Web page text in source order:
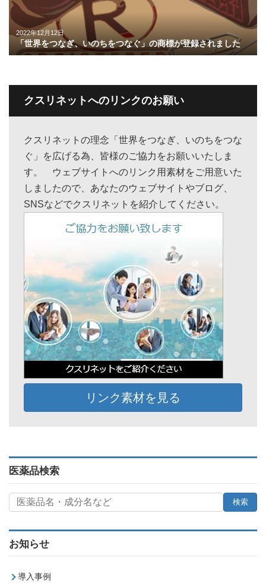
2022年12月12日
「世界をつなぎ、いのちをつなぐ」の商標が登録されました
クスリネットへのリンクのお願い
クスリネットの理念「世界をつなぎ、いのちをつな
ぐ」を広げる為、皆様のご協力をお願いいたしま
す。 ウェブサイトへのリンク用素材をご用意いた
しましたので、あなたのウェブサイトやブログ、
SNSなどでクスリネットを紹介してください。
リンク素材を見る
医薬品検索
お知らせ
導入事例